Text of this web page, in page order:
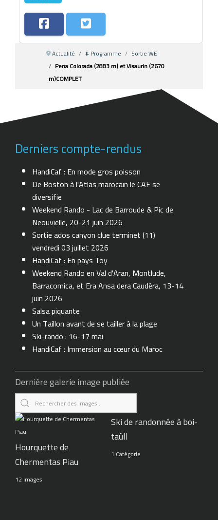
Actualité # Programme
Sortie WE
Pena Colorada (2883 m) et Visaurin (2670
m)COMPLET
Derniers compte-rendus
HandiCaf : En mode gros poisson
De Boston à l'Atlas marocain le CAF se
diversifie
Weekend Rando - Lac de Barroude & Pic de
Neouvielle, 20-21 juin 2026
Sortie ados canyon clue terminet (11)
vendredi 03 juillet 2026
HandiCaf : En pays Toy
Weekend Rando en Val d'Aran, Montlude,
Barracomica, et Era Ansa dera Caudèra, 13-14
juin 2026
Salsa piquante
Un Taillon avant de se tailler à la plage
Ski-rando : 16-17 mai
HandiCaf : Immersion au cœur du Maroc
Dernière galerie image publiée
Hourquette de
Chermentas Piau
12 Images
Ski de randonnée à boi-
taüll
1 Catégorie